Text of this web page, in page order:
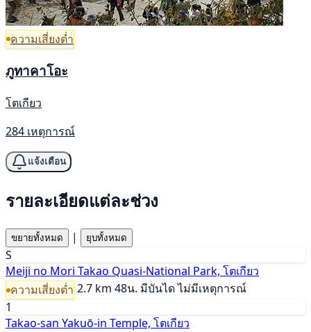
ความเสี่ยงต่ำ
ภูทาคาโอะ
โตเกียว
284 เหตุการณ์
แจ้งเตือน
รายละเอียดแต่ละช่วง
ขยายทั้งหมด | ยุบทั้งหมด
S
Meiji no Mori Takao Quasi-National Park, โตเกียว
ความเสี่ยงต่ำ 2.7 km 48น. มีบันไดไม่มีเหตุการณ์
1
Takao-san Yakuō-in Temple, โตเกียว